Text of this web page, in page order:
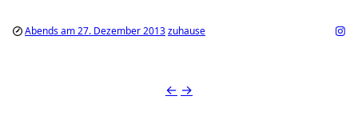
Abends am 27. Dezember 2013zuhause
← →